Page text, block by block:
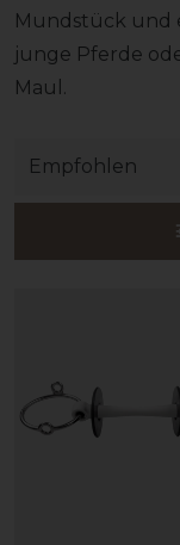
Mundstück und
junge Pferde
Maul.